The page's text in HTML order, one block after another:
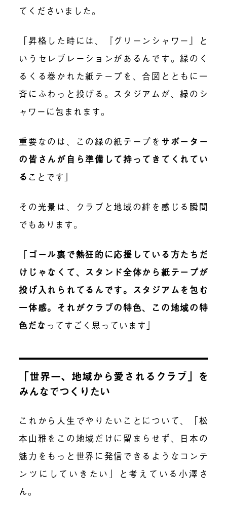
てくださいました。
「昇格した時には、『グリーンシャワー』と
いうセレブレーションがあるんです。緑のく
るくる巻かれた紙テープを、合図とともに一
斉にふわっと投げる。スタジアムが、緑のシ
ャワーに包まれます。
重要なのは、この緑の紙テープを サポーター
の皆さんが自ら準備して持ってきてくれてい
る ことです」
その光景は、クラブと地域の絆を感じる瞬間
でもあります。
「 ゴール裏で熱狂的に応援している方たちだ
けじゃなくて、スタンド全体から紙テープが
投げ入れられてるんです。スタジアムを包む
一体感。それがクラブの特色、この地域の特
色だな ってすごく思っています」
「世界一、地域から愛されるクラブ」を
みんなでつくりたい
これから人生でやりたいことについて、「松
本山雅をこの地域だけに留まらせず、日本の
魅力をもっと世界に発信できるようなコンテ
ンツにしていきたい」と考えている小澤さ
ん。